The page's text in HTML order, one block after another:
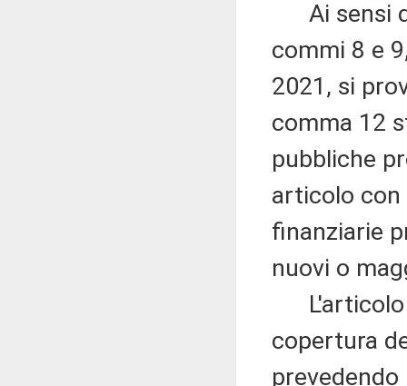
Ai sensi
commi 8 e
2021, si
comma 12
pubbliche
articolo con
finanziarie
nuovi o
L'articolo
copertura